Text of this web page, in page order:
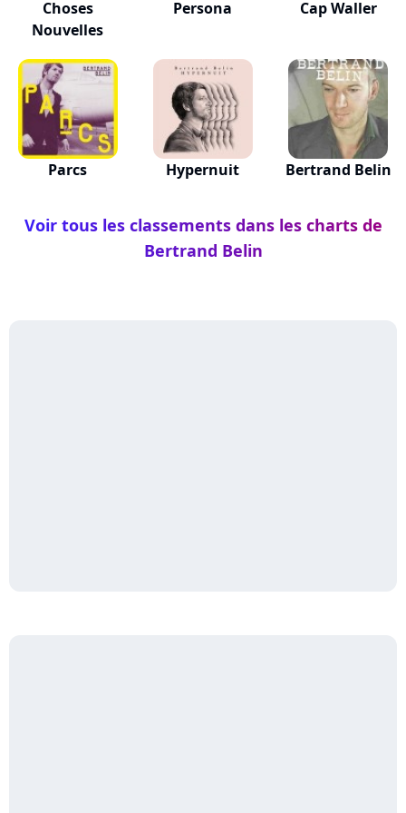
Choses
Nouvelles
Persona Cap Waller
Parcs Hypernuit Bertrand Belin
Voir tous les classements dans les charts de
Bertrand Belin